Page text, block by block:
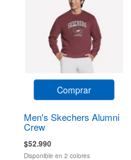
Comprar
Men's Skechers Alumni
Crew
$52.990
Disponible en 2 colores